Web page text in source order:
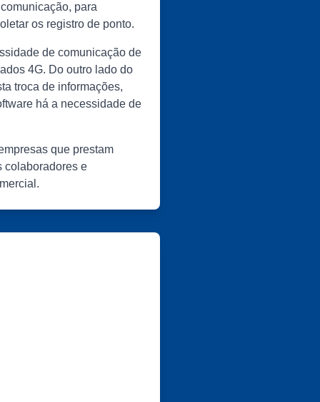
para
os registro de ponto.
de comunicação de
4G. Do outro lado do
troca de informações,
há a necessidade de
que prestam
colaboradores e